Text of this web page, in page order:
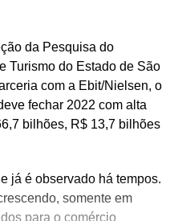
da Pesquisa do
Turismo do Estado de São
com a Ebit/Nielsen, o
fechar 2022 com alta
bilhões, R$ 13,7 bilhões
já é observado há tempos.
somente em
para o comércio